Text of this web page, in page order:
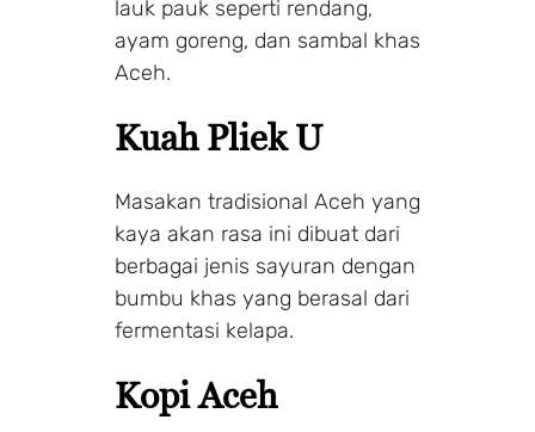
lauk pauk seperti rendang,
ayam goreng, dan sambal khas
Aceh.
Kuah Pliek U
Masakan tradisional Aceh yang
kaya akan rasa ini dibuat dari
berbagai jenis sayuran dengan
bumbu khas yang berasal dari
fermentasi kelapa.
Kopi Aceh